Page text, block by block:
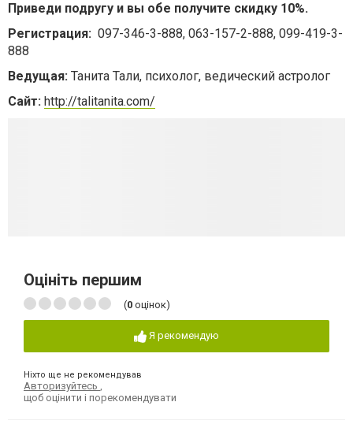
Приведи подругу и вы обе получите скидку 10%.
Регистрация: 097-346-3-888, 063-157-2-888, 099-419-3-
888
Ведущая: Танита Тали, психолог, ведический астролог
Сайт: http://talitanita.com/
Оцініть першим
(0 оцінок)
Я рекомендую
Ніхто ще не рекомендував
Авторизуйтесь
щоб оцінити і порекомендувати